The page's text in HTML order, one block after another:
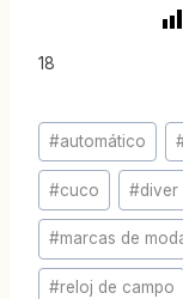
18
Etiquetas
de
la
entrada:
#automático
#cuco #diver
#marcas de
#reloj de campo